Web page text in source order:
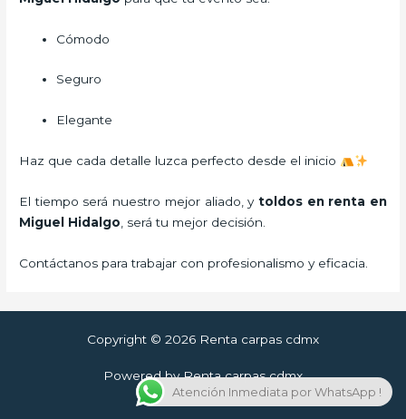
Cómodo
Seguro
Elegante
Haz que cada detalle luzca perfecto desde el inicio
El tiempo será nuestro mejor aliado, y toldos en renta en
Miguel Hidalgo , será tu mejor decisión.
Contáctanos para trabajar con profesionalismo y eficacia.
Copyright © 2026 Renta carpas cdmx
Powered by Renta carpas cdmx
Atención Inmediata por WhatsApp !